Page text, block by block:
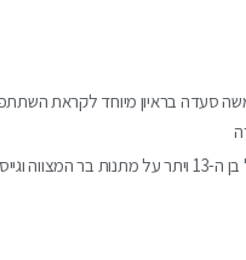
סעדה בראיון מיוחד לקראת השתתפותו